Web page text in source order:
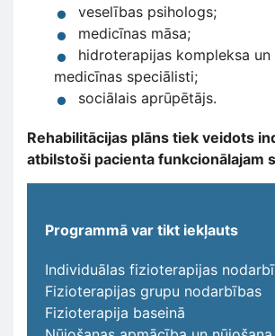
veselības psihologs;
medicīnas māsa;
hidroterapijas kompleksa
medicīnas speciālisti;
sociālais aprūpētājs.
Rehabilitācijas plāns tiek veidots
atbilstoši pacienta funkcionālajam
Programmā var tikt iekļauts
Individuālas fizioterapijas
Fizioterapijas grupu nodarbības
Fizioterapija baseinā